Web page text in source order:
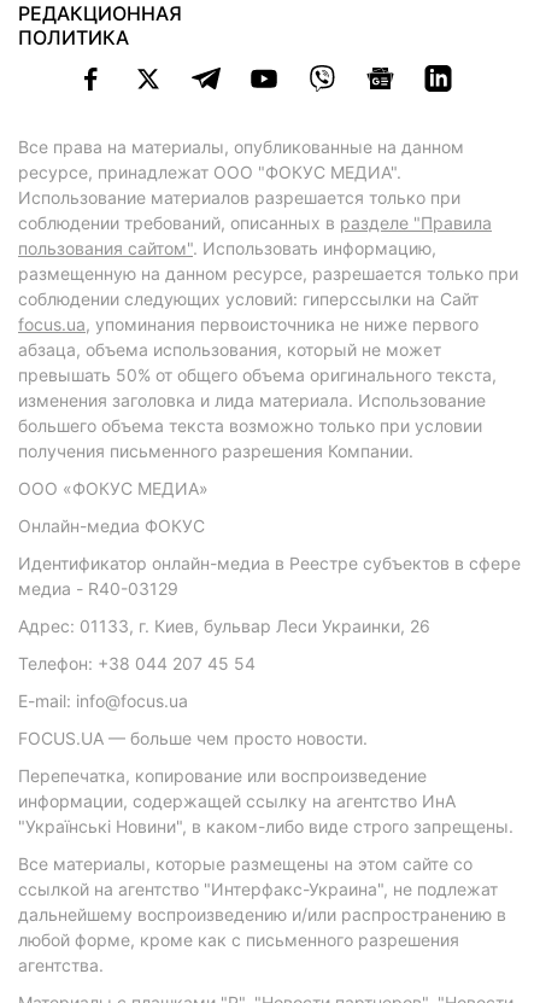
РЕДАКЦИОННАЯ
ПОЛИТИКА
Все права на материалы, опубликованные на данном
ресурсе, принадлежат ООО "ФОКУС МЕДИА".
Использование материалов разрешается только при
соблюдении требований, описанных в разделе "Правила
пользования сайтом". Использовать информацию,
размещенную на данном ресурсе, разрешается только при
соблюдении следующих условий: гиперссылки на Сайт
focus.ua, упоминания первоисточника не ниже первого
абзаца, объема использования, который не может
превышать 50% от общего объема оригинального текста,
изменения заголовка и лида материала. Использование
большего объема текста возможно только при условии
получения письменного разрешения Компании.
ООО «ФОКУС МЕДИА»
Онлайн-медиа ФОКУС
Идентификатор онлайн-медиа в Реестре субъектов в сфере
медиа - R40-03129
Адрес: 01133, г. Киев, бульвар Леси Украинки, 26
Телефон: +38 044 207 45 54
E-mail: info@focus.ua
FOCUS.UA — больше чем просто новости.
Перепечатка, копирование или воспроизведение
информации, содержащей ссылку на агентство ИнА
"Українські Новини", в каком-либо виде строго запрещены.
Все материалы, которые размещены на этом сайте со
ссылкой на агентство "Интерфакс-Украина", не подлежат
дальнейшему воспроизведению и/или распространению в
любой форме, кроме как с письменного разрешения
агентства.